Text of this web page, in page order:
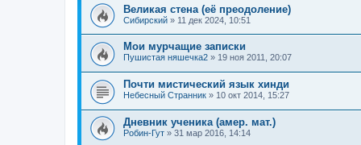
Великая стена (еë преодоление)
Сибирский » 11 дек 2024, 10:51
Мои мурчащие записки
Пушистая няшечка2 » 19 ноя 2011, 20:07
Почти мистический язык хинди
Небесный Странник » 10 окт 2014, 15:27
Дневник ученика (амер. мат.)
Робин-Гут » 31 мар 2016, 14:14